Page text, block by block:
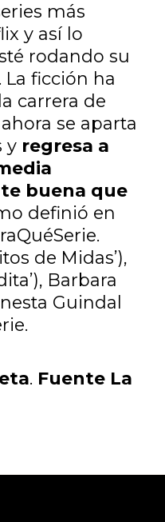
más
y así lo
rodando su
ficción ha
carrera de
se aparta
y regresa a
buena que
definió en
de Midas’),
Barbara
Guindal
. Fuente La